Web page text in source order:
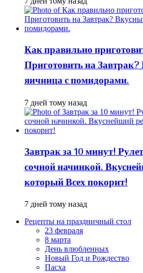
Как правильно
Приготовить на
яичница с помидорами.
7 дней тому назад
Завтрак за 10 минут!
сочной начинкой.
который Всех покорит!
7 дней тому назад
Рецепты на праздничный стол
23 февраля
8 марта
День влюбленных
Новый Год и Рождество
Пасха